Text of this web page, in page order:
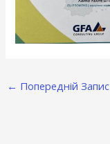
← Попередній Запис